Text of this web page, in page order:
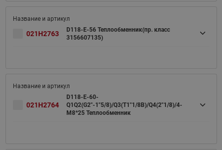
021H2763
D118-E-56 Теплообменник(пр. класс
3156607135)
021H2764
D118-E-60-
Q1Q2(G2"-1"5/8)/Q3(T1"1/8B)/Q4(2"1/8)/4-
M8*25 Теплообменник